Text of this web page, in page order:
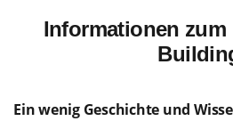
Informationen zum
Ein wenig Geschichte und